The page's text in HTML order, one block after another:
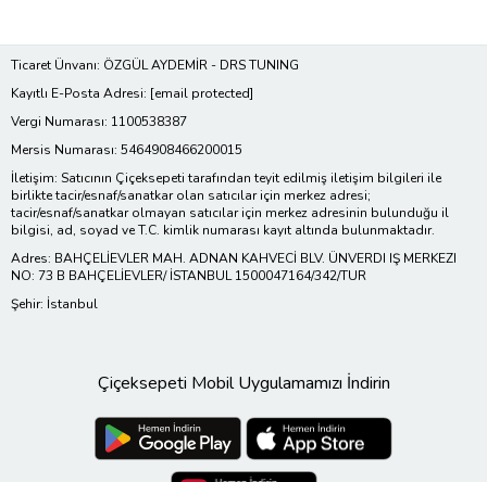
Ticaret Ünvanı: ÖZGÜL AYDEMİR - DRS TUNING
Kayıtlı E-Posta Adresi: [email protected]
Vergi Numarası: 1100538387
Mersis Numarası: 5464908466200015
İletişim: Satıcının Çiçeksepeti tarafından teyit edilmiş iletişim bilgileri ile
birlikte tacir/esnaf/sanatkar olan satıcılar için merkez adresi;
tacir/esnaf/sanatkar olmayan satıcılar için merkez adresinin bulunduğu il
bilgisi, ad, soyad ve T.C. kimlik numarası kayıt altında bulunmaktadır.
Adres: BAHÇELİEVLER MAH. ADNAN KAHVECİ BLV. ÜNVERDI IŞ MERKEZI
NO: 73 B BAHÇELİEVLER/ İSTANBUL 1500047164/342/TUR
Şehir: İstanbul
Çiçeksepeti Mobil Uygulamamızı İndirin